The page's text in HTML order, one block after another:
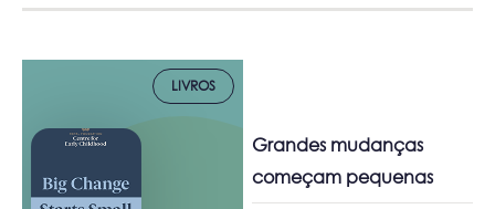
LIVROS
Grandes mudanças
começam pequenas